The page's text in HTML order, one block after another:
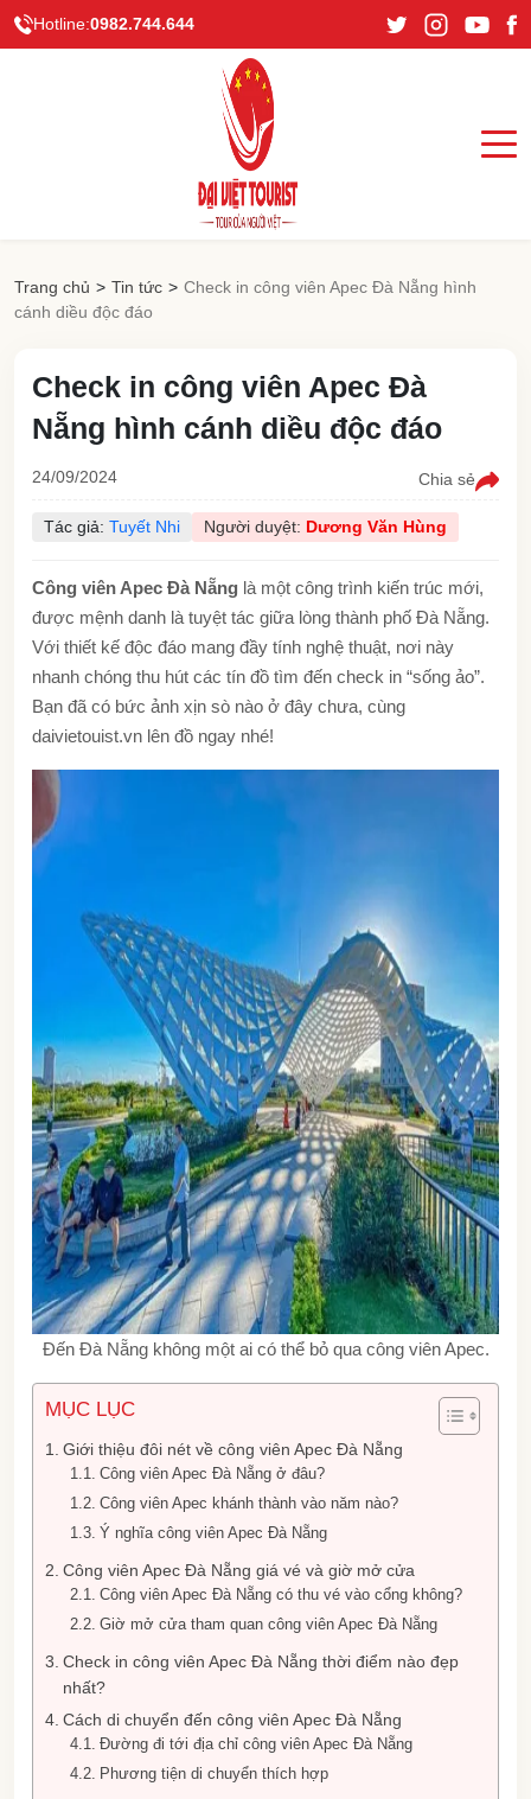
Hotline:0982.744.644
Trang chủ > Tin tức > Check in công viên Apec Đà Nẵng hình
cánh diều độc đáo
Check in công viên Apec Đà
Nẵng hình cánh diều độc đáo
24/09/2024 Chia sẻ
Tác giả: Tuyết Nhi Người duyệt: Dương Văn Hùng
Công viên Apec Đà Nẵng là một công trình kiến trúc mới,
được mệnh danh là tuyệt tác giữa lòng thành phố Đà Nẵng.
Với thiết kế độc đáo mang đầy tính nghệ thuật, nơi này
nhanh chóng thu hút các tín đồ tìm đến check in “sống ảo”.
Bạn đã có bức ảnh xịn sò nào ở đây chưa, cùng
daivietouist.vn lên đồ ngay nhé!
Đến Đà Nẵng không một ai có thể bỏ qua công viên Apec.
MỤC LỤC
Giới thiệu đôi nét về công viên Apec Đà Nẵng
Công viên Apec Đà Nẵng ở đâu?
Công viên Apec khánh thành vào năm nào?
Ý nghĩa công viên Apec Đà Nẵng
Công viên Apec Đà Nẵng giá vé và giờ mở cửa
Công viên Apec Đà Nẵng có thu vé vào cổng không?
Giờ mở cửa tham quan công viên Apec Đà Nẵng
Check in công viên Apec Đà Nẵng thời điểm nào đẹp
nhất?
Cách di chuyển đến công viên Apec Đà Nẵng
Đường đi tới địa chỉ công viên Apec Đà Nẵng
Phương tiện di chuyển thích hợp